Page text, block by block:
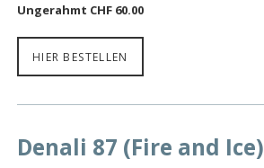
Ungerahmt CHF 60.00
HIER BESTELLEN
Denali 87 (Fire and Ice)